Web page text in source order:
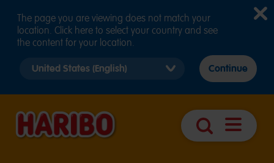
Suche
The page you are viewing does not match your
location. Click here to select your country and see
the content for your location.
country
Continue